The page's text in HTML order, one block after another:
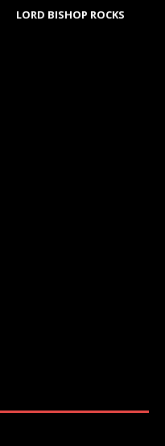
LORD BISHOP ROCKS